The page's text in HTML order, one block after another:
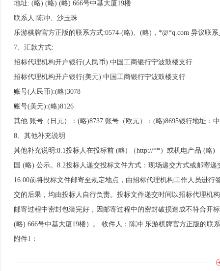
地址: (略) (略) (略) 666号中基大厦19楼
联系人:陈冲、沙玉珠
乐游棋牌官方正版的联系方式:0574-(略)、(略)，*@*q.com 异议联
7、汇款方式:
招标代理机构开户银行(人民币):中国工商银行宁波鼓楼支行
招标代理机构开户银行(美元):中国工商银行宁波鼓楼支行
账号(人民币):(略)3078
账号(美元):(略)8126
其他:账号（日元）：(略)8737 账号（欧元）：(略)8695银行地址：
8、其他补充说明
其他补充说明:8.1投标人在投标前 (略) （http://**）或机电产品 (略
国 (略) 公示。8.2投标人递交投标文件方式：现场递交方式或邮寄
16:00前将投标文件邮寄至规定地点，由招标代理机构工作人员进
交的后果，均由投标人自行负责。投标文件递交时间以招标代理机
邮寄过程中密封包装完好，因邮寄过程中的密封破损造成不符合开
(略) 666号中基大厦19楼）。 收件人：陈冲 乐游棋牌官方正版的联
附件1：